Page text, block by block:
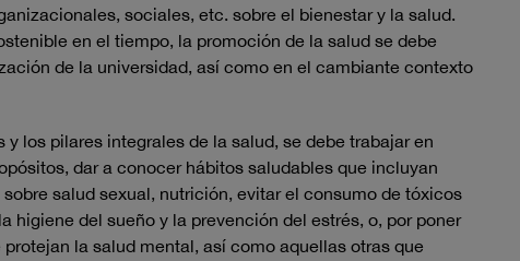
sociales, etc. sobre el bienestar y la salud.
en el tiempo, la promoción de la salud se debe
de la universidad, así como en el cambiante contexto
los pilares integrales de la salud, se debe trabajar en
dar a conocer hábitos saludables que incluyan
salud sexual, nutrición, evitar el consumo de tóxicos
higiene del sueño y la prevención del estrés, o, por poner
la salud mental, así como aquellas otras que